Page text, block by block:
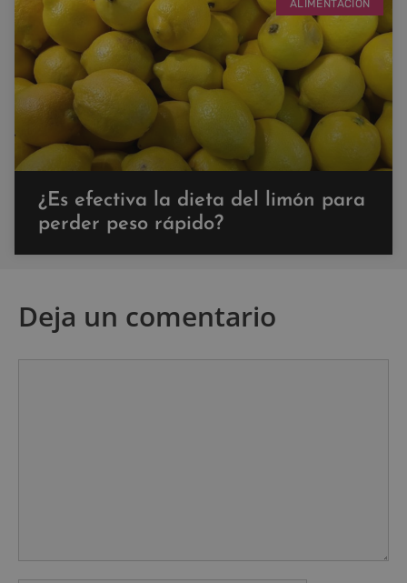
ALIMENTACIÓN
¿Es efectiva la dieta del limón para
perder peso rápido?
Deja un comentario